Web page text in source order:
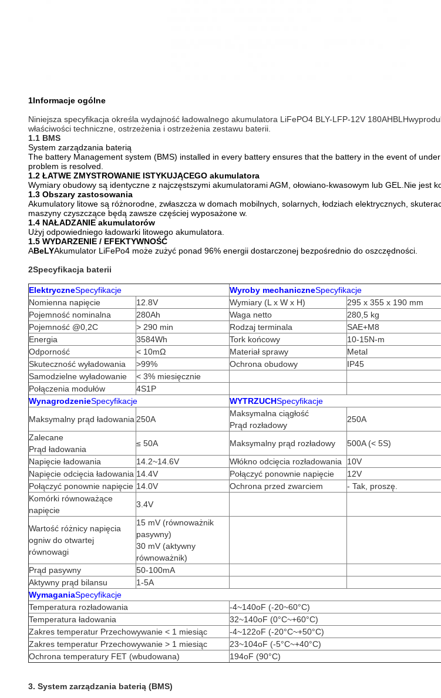
1Informacje ogólne
Niniejsza specyfikacja określa wydajność ładowalnego akumulatora LiFePO4 BLY-LFP-12V 180AHBLH
właściwości techniczne, ostrzeżenia i ostrzeżenia zestawu baterii.
1.1 BMS
System zarządzania baterią
The battery Management system (BMS) installed in every battery ensures that the battery in the event of
problem is resolved.
1.2 ŁATWE ZMYSTROWANIE ISTYKUJĄCEGO akumulatora
Wymiary obudowy są identyczne z najczęstszymi akumulatorami AGM, ołowiano-kwasowym lub GEL.Nie jest
1.3 Obszary zastosowania
Akumulatory litowe są różnorodne, zwłaszcza w domach mobilnych, solarnych, łodziach elektrycznych,
maszyny czyszczące będą zawsze częściej wyposażone w.
1.4 NAŁADZANIE akumulatorów
Użyj odpowiedniego ładowarki litowego akumulatora.
1.5 WYDARZENIE / EFEKTYWNOŚĆ
ABeLYAkumulator LiFePo4 może zużyć ponad 96% energii dostarczonej bezpośrednio do oszczędności.
2Specyfikacja baterii
ElektryczneSpecyfikacje Wyroby mechaniczneSpecyfikacje
Nomienna napięcie
12.8V Wymiary (L x W x H)
295 x 355 x 190 mm
Pojemność nominalna
280Ah Waga netto
280,5 kg
Pojemność @0,2C
> 290 min Rodzaj terminala
SAE+M8
Energia
3584Wh Tork końcowy
10-15N-m
Odporność
< 10mΩ Materiał sprawy
Metal
Skuteczność wyładowania
>99% Ochrona obudowy
IP45
Samodzielne wyładowanie
< 3% miesięcznie
Połączenia modułów
4S1P
WynagrodzenieSpecyfikacje WYTRZUCHSpecyfikacje
Maksymalny prąd ładowania 250A
Maksymalna ciągłość
Prąd rozładowy
250A
Zalecane
Prąd ładowania
≤ 50A Maksymalny prąd rozładowy
500A (< 5S)
Napięcie ładowania
14.2~14.6V Włókno odcięcia rozładowania
10V
Napięcie odcięcia ładowania 14.4V Połączyć ponownie napięcie
12V
Połączyć ponownie napięcie 14.0V Ochrona przed zwarciem
- Tak, proszę.
Komórki równoważące
napięcie
3.4V
Wartość różnicy napięcia
ogniw do otwartej
równowagi
15 mV (równoważnik
pasywny)
30 mV (aktywny
równoważnik)
Prąd pasywny
50-100mA
Aktywny prąd bilansu
1-5A
WymaganiaSpecyfikacje
Temperatura rozładowania
-4~140oF (-20~60°C)
Temperatura ładowania
32~140oF (0°C~+60°C)
Zakres temperatur Przechowywanie < 1 miesiąc
-4~122oF (-20°C~+50°C)
Zakres temperatur Przechowywanie > 1 miesiąc
23~104oF (-5°C~+40°C)
Ochrona temperatury FET (wbudowana)
194oF (90°C)
3. System zarządzania baterią (BMS)